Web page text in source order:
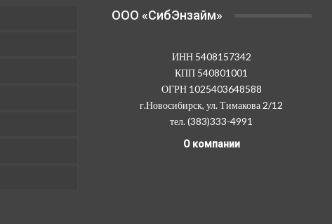
OOO «СибЭнзайм»
ИНН 5408157342
КПП 540801001
ОГРН 1025403648588
г.Новосибирск, ул. Тимакова 2/12
тел. (383)333-4991
О компании